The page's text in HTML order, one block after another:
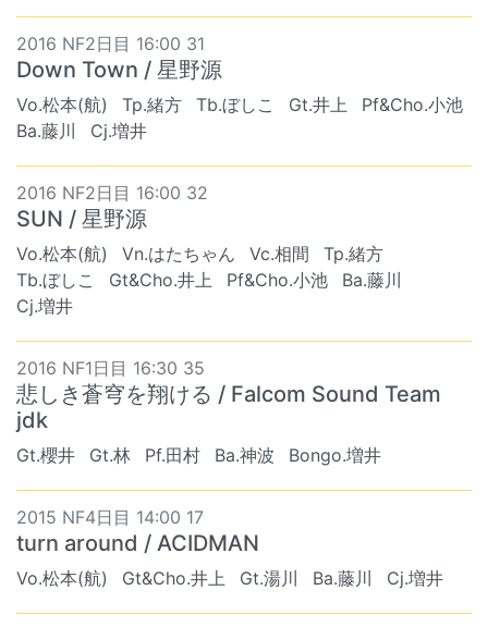
2016 NF2日目 16:00 31
Down Town / 星野源
Vo.松本(航) Tp.緒方 Tb.ぼしこ Gt.井上
Pf&Cho.小池
Ba.藤川
Cj.増井
2016 NF2日目 16:00 32
SUN / 星野源
Vo.松本(航) Vn.はたちゃん Vc.相間
Tp.緒方
Tb.ぼしこ
Gt&Cho.井上 Pf&Cho.小池
Ba.藤川
Cj.増井
2016 NF1日目 16:30 35
悲しき蒼穹を翔ける / Falcom Sound Team
jdk
Gt.櫻井 Gt.林 Pf.田村 Ba.神波 Bongo.増井
2015 NF4日目 14:00 17
turn around / ACIDMAN
Vo.松本(航) Gt&Cho.井上 Gt.湯川 Ba.藤川 Cj.増井